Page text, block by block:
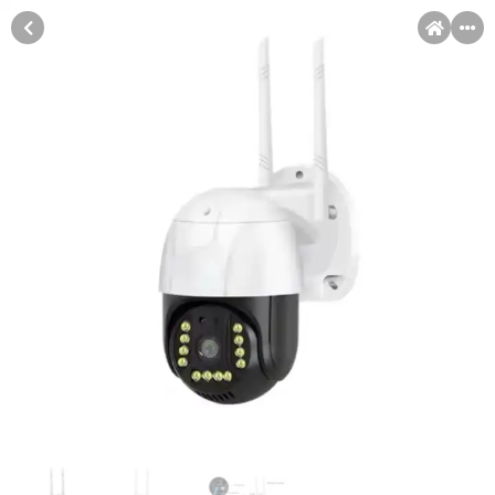
Račun
Pomoć pri kupovini